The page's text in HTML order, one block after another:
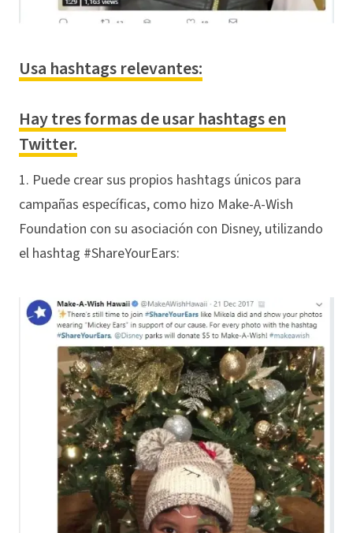
Usa hashtags relevantes:
Hay tres formas de usar hashtags en
Twitter.
1. Puede crear sus propios hashtags únicos para
campañas específicas, como hizo Make-A-Wish
Foundation con su asociación con Disney, utilizando
el hashtag #ShareYourEars: